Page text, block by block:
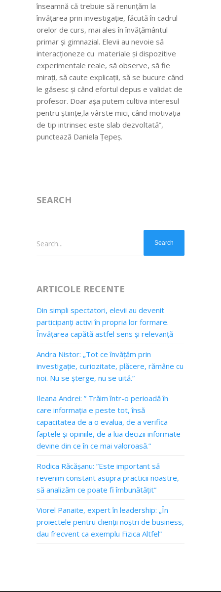
înseamnă că trebuie să renunțăm la
învățarea prin investigație, făcută în cadrul
orelor de curs, mai ales în învățământul
primar și gimnazial. Elevii au nevoie să
interacționeze cu materiale și dispozitive
experimentale reale, să observe, să fie
mirați, să caute explicații, să se bucure când
le găsesc și când efortul depus e validat de
profesor. Doar așa putem cultiva interesul
pentru științe,la vârste mici, când motivația
de tip intrinsec este slab dezvoltată”,
punctează Daniela Țepeș.
SEARCH
Search...
ARTICOLE RECENTE
Din simpli spectatori, elevii au devenit
participanți activi în propria lor formare.
Învățarea capătă astfel sens și relevanță
Andra Nistor: „Tot ce învățăm prin
investigație, curiozitate, plăcere, rămâne cu
noi. Nu se șterge, nu se uită.”
Ileana Andrei: ” Trăim într-o perioadă în
care informația e peste tot, însă
capacitatea de a o evalua, de a verifica
faptele și opiniile, de a lua decizii informate
devine din ce în ce mai valoroasă.”
Rodica Răcășanu: ”Este important să
revenim constant asupra practicii noastre,
să analizăm ce poate fi îmbunătățit”
Viorel Panaite, expert în leadership: „În
proiectele pentru clienții noștri de business,
dau frecvent ca exemplu Fizica Altfel”